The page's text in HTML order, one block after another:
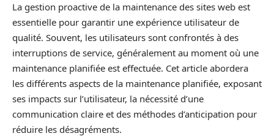
La gestion proactive de la maintenance des sites web est
essentielle pour garantir une expérience utilisateur de
qualité. Souvent, les utilisateurs sont confrontés à des
interruptions de service, généralement au moment où une
maintenance planifiée est effectuée. Cet article abordera
les différents aspects de la maintenance planifiée, exposant
ses impacts sur l’utilisateur, la nécessité d’une
communication claire et des méthodes d’anticipation pour
réduire les désagréments.